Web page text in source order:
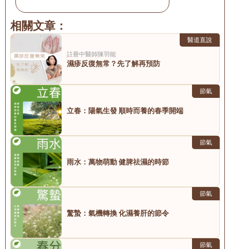
相關文章：
醫道直說
註冊中醫師陳羽能
濕疹反復無常？先了解再預防
節氣
立春：陽氣生發 順時而養的春季開端
節氣
雨水：萬物萌動 健脾祛濕的時節
節氣
驚蟄：氣機轉換 化濕養肝的節令
節氣